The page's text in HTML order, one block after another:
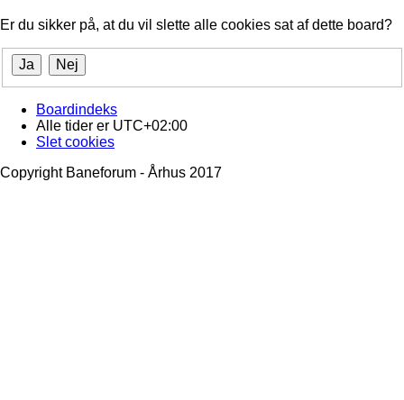
Er du sikker på, at du vil slette alle cookies sat af dette board?
Boardindeks
Alle tider er UTC+02:00
Slet cookies
Copyright Baneforum - Århus 2017